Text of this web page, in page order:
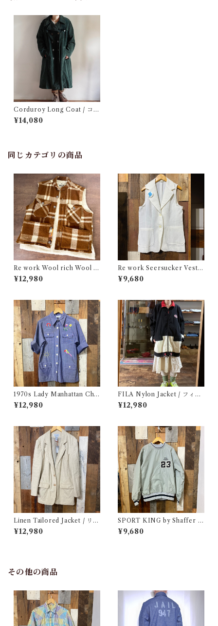
Corduroy Long Coat / コー
デュロイ ロング コート
¥14,080
同じカテゴリの商品
Re work Wool rich Wool B
oa Vest / リワーク ウールリ
ッチ ウール ボア ベスト 古着
¥12,980
Re work Seersucker Vest /
リワーク シアサッカー ベスト
古着
¥9,680
1970s Lady Manhattan Cha
mbray Shirt Jacket / 70年代
レディー マンハッタン シャツ
¥12,980
FILA Nylon Jacket / フィラ
ナイロン ジャケット 古着
¥12,980
Linen Tailored Jacket / リネ
ン テーラード ジャケット 古着
¥12,980
SPORT KING by Shaffer N
ylon Pullover Jacket / スポ
ーツ キング ナイロン プルオー
¥9,680
その他の商品